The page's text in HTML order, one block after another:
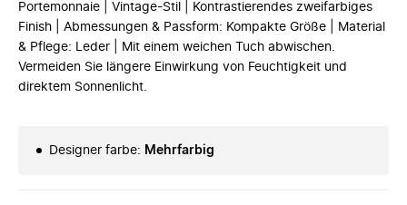
Portemonnaie | Vintage-Stil | Kontrastierendes zweifarbiges
Finish | Abmessungen & Passform: Kompakte Größe | Material
& Pflege: Leder | Mit einem weichen Tuch abwischen.
Vermeiden Sie längere Einwirkung von Feuchtigkeit und
direktem Sonnenlicht.
Designer farbe: Mehrfarbig